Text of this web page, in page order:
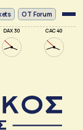
DAX 30 CAC 40
OT Forum